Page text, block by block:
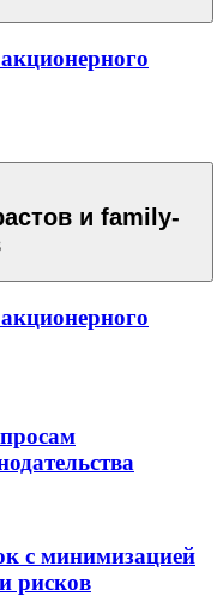
и family-
с минимизацией
рисков